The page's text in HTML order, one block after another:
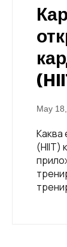
May
Каква
(HIIT)